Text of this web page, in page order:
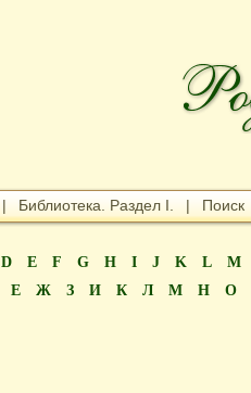
| Библиотека. Раздел I. | Поиск
D E F G H I J K L M
Е Ж З И К Л М Н О